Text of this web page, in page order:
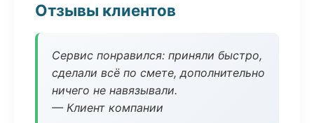
Отзывы клиентов
Сервис понравился: приняли быстро,
сделали всё по смете, дополнительно
ничего не навязывали.
— Клиент компании